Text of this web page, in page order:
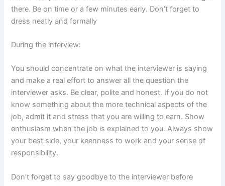
there. Be on time or a few minutes early. Don’t forget to
dress neatly and formally
During the interview:
You should concentrate on what the interviewer is saying
and make a real effort to answer all the question the
interviewer asks. Be clear, polite and honest. If you do not
know something about the more technical aspects of the
job, admit it and stress that you are willing to earn. Show
enthusiasm when the job is explained to you. Always show
your best side, your keenness to work and your sense of
responsibility.
Don’t forget to say goodbye to the interviewer before